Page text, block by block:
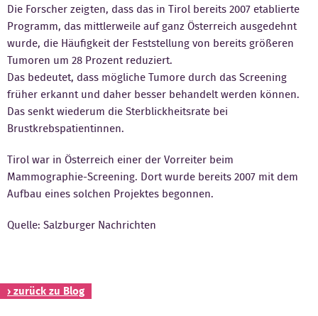
Kontakt
Die Forscher zeigten, dass das in Tirol bereits 2007 etablierte
Programm, das mittlerweile auf ganz Österreich ausgedehnt
wurde, die Häufigkeit der Feststellung von bereits größeren
Tumoren um 28 Prozent reduziert.
Das bedeutet, dass mögliche Tumore durch das Screening
früher erkannt und daher besser behandelt werden können.
Das senkt wiederum die Sterblickheitsrate bei
Brustkrebspatientinnen.
Tirol war in Österreich einer der Vorreiter beim
Mammographie-Screening. Dort wurde bereits 2007 mit dem
Aufbau eines solchen Projektes begonnen.
Quelle: Salzburger Nachrichten
› zurück zu Blog